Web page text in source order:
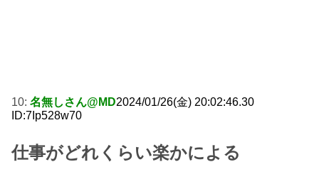
10: 名無しさん@MD2024/01/26(金) 20:02:46.30
ID:7Ip528w70
仕事がどれくらい楽かによる